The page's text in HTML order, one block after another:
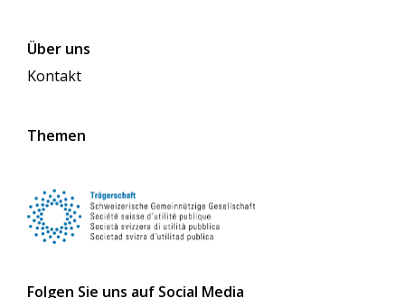
Über uns
Kontakt
Themen
Folgen Sie uns auf Social Media